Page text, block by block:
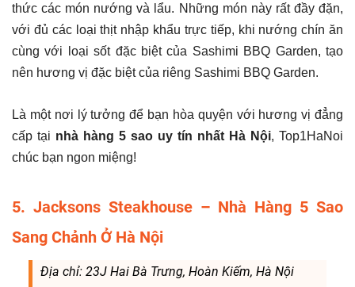
thức các món nướng và lẩu. Những món này rất đầy đặn,
với đủ các loại thịt nhập khẩu trực tiếp, khi nướng chín ăn
cùng với loại sốt đặc biệt của Sashimi BBQ Garden, tạo
nên hương vị đặc biệt của riêng Sashimi BBQ Garden.
Là một nơi lý tưởng để bạn hòa quyện với hương vị đẳng
cấp tại nhà hàng 5 sao uy tín nhất Hà Nội, Top1HaNoi
chúc bạn ngon miệng!
5. Jacksons Steakhouse – Nhà Hàng 5 Sao
Sang Chảnh Ở Hà Nội
Địa chỉ: 23J Hai Bà Trưng, Hoàn Kiếm, Hà Nội